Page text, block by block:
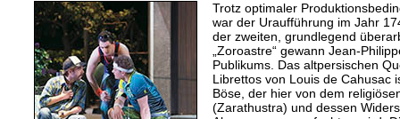
Trotz optimaler
war der Uraufführung im Jahr
der zweiten, grundlegend
„Zoroastre“ gewann Jean-
Publikums. Das altpersischen
Librettos von Louis de Cahusac
Böse, der hier von dem
(Zarathustra) und dessen